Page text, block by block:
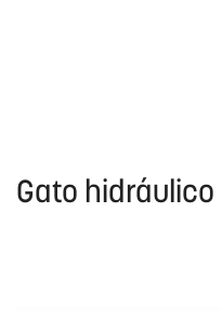
Gato hidráulico